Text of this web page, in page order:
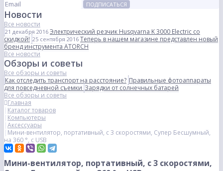
ПОДПИСАТЬСЯ
Новости
Все новости
21 декабря 2016 Электрический резчик Husqvarna K 3000 Electric со
скидкой! 25 сентября 2016 Теперь в нашем магазине представлен новый
бренд инструмента ATORCH
Все новости
Обзоры и советы
Все обзоры и советы
Как отследить транспорт на расстояние? Правильные фотоаппараты
для повседневной съемкиЗарядки от солнечных батарей
Все обзоры и советы
Главная
Каталог товаров
Компьютеры
Аксессуары
Мини-вентилятор, портативный, с 3 скоростями, Супер Бесшумный,
на 360 °, с USB
Мини-вентилятор, портативный, с 3 скоростями,